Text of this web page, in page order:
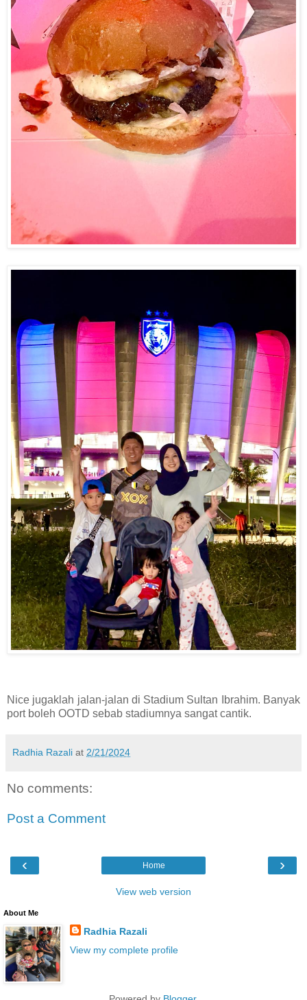
Nice jugaklah jalan-jalan di Stadium Sultan Ibrahim. Banyak
port boleh OOTD sebab stadiumnya sangat cantik.
Radhia Razali at 2/21/2024
No comments:
Post a Comment
‹ ›
Home
View web version
About Me
Radhia Razali
View my complete profile